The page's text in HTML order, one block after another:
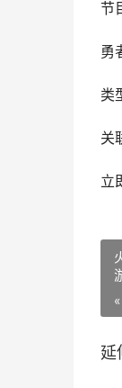
节
勇
类
关
立
延